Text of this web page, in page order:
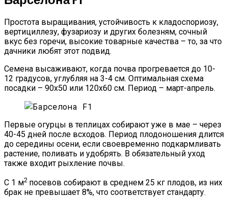
Простота выращивания, устойчивость к кладоспориозу,
вертициллезу, фузариозу и других болезням, сочный
вкус без горечи, высокие товарные качества – то, за что
дачники любят этот подвид.
Семена высаживают, когда почва прогревается до 10-
12 градусов, углубляя на 3-4 см. Оптимальная схема
посадки – 90х50 или 120х60 см. Период – март-апрель.
Первые огурцы в теплицах собирают уже в мае – через
40-45 дней после всходов. Период плодоношения длится
до середины осени, если своевременно подкармливать
растение, поливать и удобрять. В обязательный уход
также входит рыхление почвы.
С 1 м2 посевов собирают в среднем 25 кг плодов, из них
брак не превышает 8%, что соответствует стандарту.